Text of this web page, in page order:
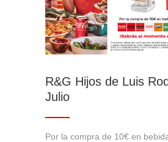
R&G Hijos de Luis
Julio
Por la compra de 10€ en
Cookies Utilizadas:
FUNCCONFPROMOCIONES
Cookies de rendimiento
Estas cookies nos permiten contar
tráfico para poder evaluar el
mejorarlo. Nos ayudan a saber qué